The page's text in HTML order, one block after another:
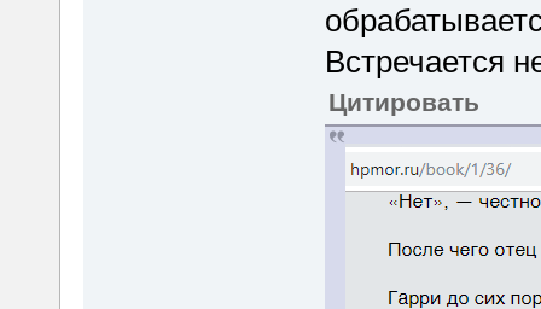
Встречается
Цитировать